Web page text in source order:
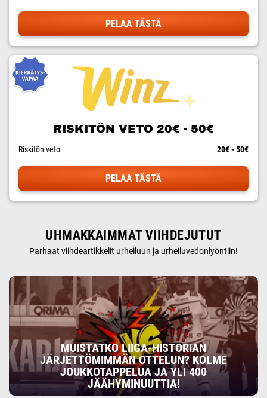
PELAA TÄSTÄ
RISKITÖN VETO 20€ - 50€
Riskitön veto 20€ - 50€
PELAA TÄSTÄ
UHMAKKAIMMAT VIIHDEJUTUT
Parhaat viihdeartikkelit urheiluun ja urheiluvedonlyöntiin!
MUISTATKO LIIGA-HISTORIAN
JÄRJETTÖMIMMÄN OTTELUN? KOLME
JOUKKOTAPPELUA JA YLI 400
JÄÄHYMINUUTTIA!